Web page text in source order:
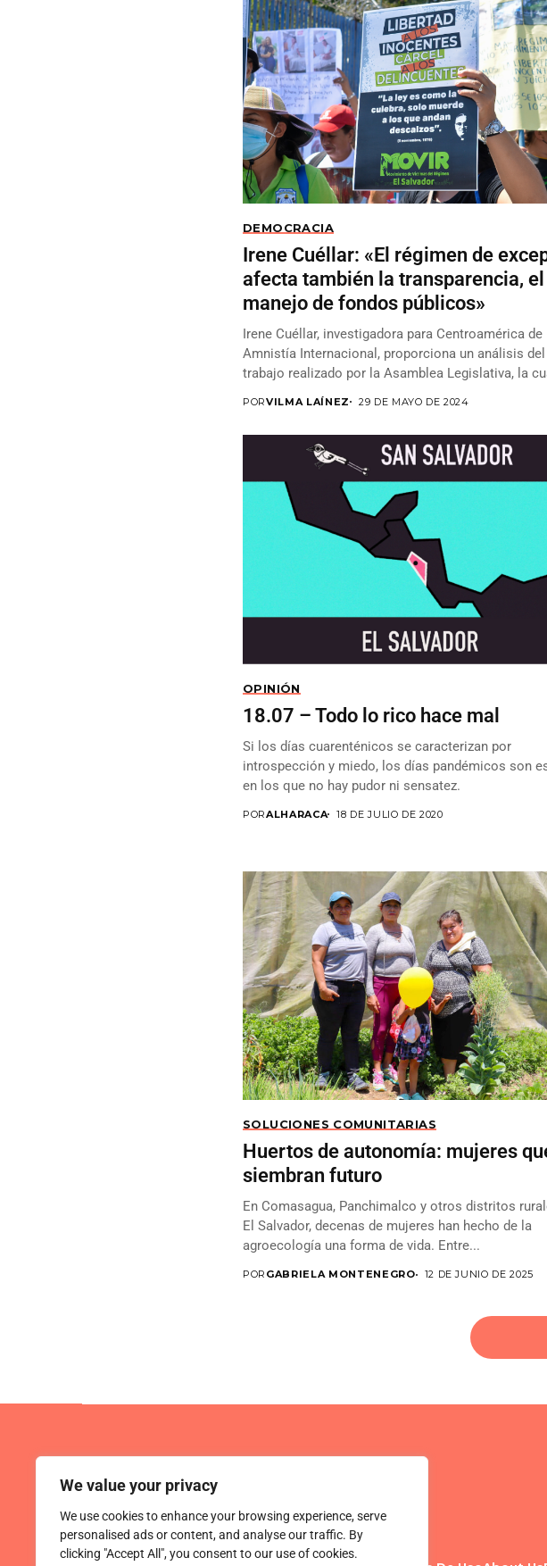
We value your privacy
We use cookies to enhance your browsing experience, serve
personalised ads or content, and analyse our traffic. By
clicking "Accept All", you consent to our use of cookies.
DEMOCRACIA
Irene Cuéllar: «El régimen de
afecta también la transparencia, el
manejo de fondos públicos»
Irene Cuéllar, investigadora para Centroamérica de
Amnistía Internacional, proporciona un análisis del
trabajo realizado por la Asamblea Legislativa, la
concluyó funciones el...
PORVILMA LAÍNEZ 29 DE MAYO DE 2024
OPINIÓN
18.07 – Todo lo rico hace mal
Si los días cuarenténicos se caracterizan por
introspección y miedo, los días pandémicos son
en los que no hay pudor ni sensatez.
PORALHARACA 18 DE JULIO DE 2020
SOLUCIONES COMUNITARIAS
Huertos de autonomía: mujeres
siembran futuro
En Comasagua, Panchimalco y otros distritos
El Salvador, decenas de mujeres han hecho de la
agroecología una forma de vida. Entre...
POR GABRIELA MONTENEGRO 12 DE JUNIO DE 2025